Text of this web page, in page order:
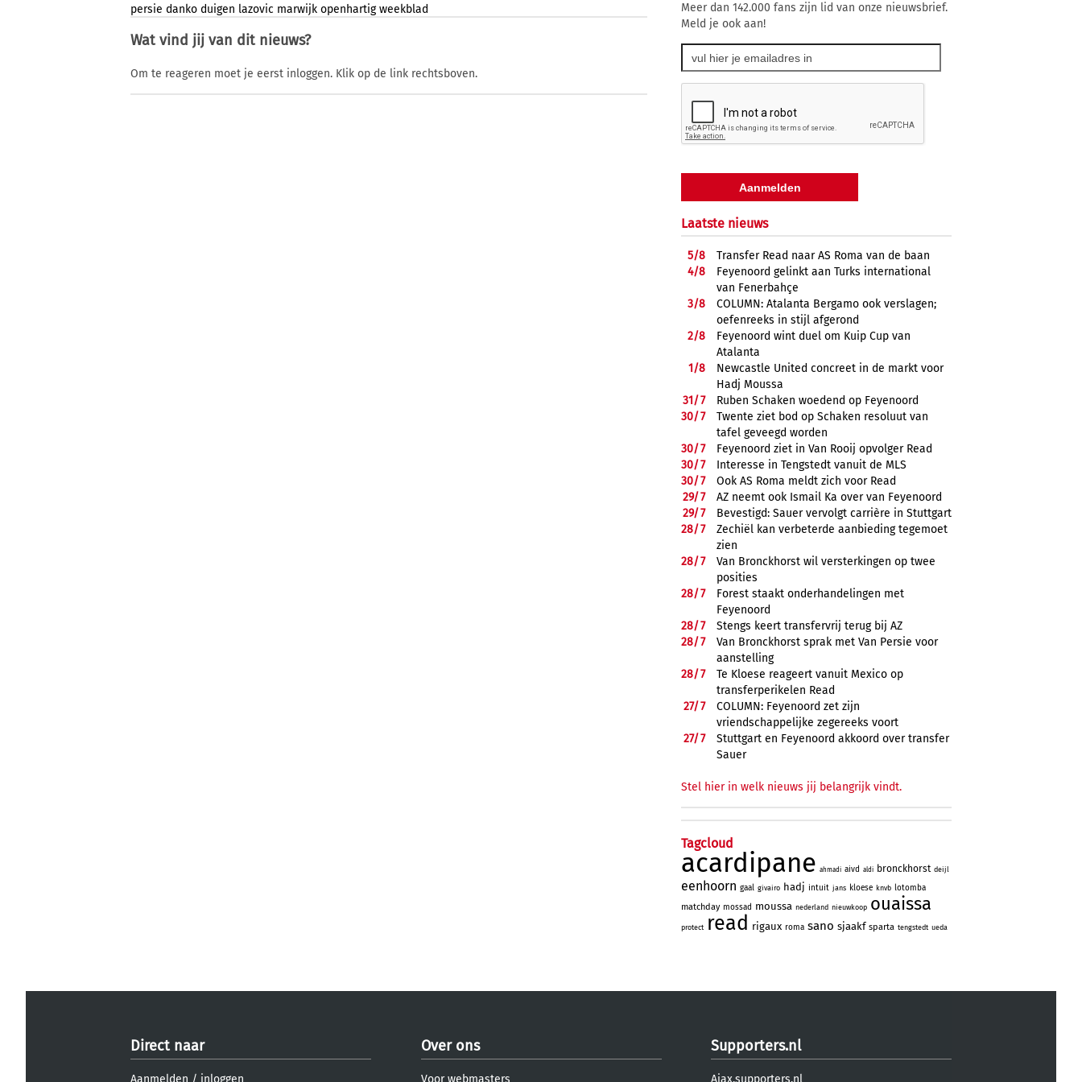
persie danko duigen lazovic marwijk openhartig weekblad
Wat vind jij van dit nieuws?
Om te reageren moet je eerst inloggen. Klik op de link rechtsboven.
Meer dan 142.000 fans zijn lid van onze nieuwsbrief.
Meld je ook aan!
Laatste nieuws
5/8
Transfer Read naar AS Roma van de baan
4/8
Feyenoord gelinkt aan Turks international
van Fenerbahçe
3/8
COLUMN: Atalanta Bergamo ook verslagen;
oefenreeks in stijl afgerond
2/8
Feyenoord wint duel om Kuip Cup van
Atalanta
1/8
Newcastle United concreet in de markt voor
Hadj Moussa
31/7
Ruben Schaken woedend op Feyenoord
30/7
Twente ziet bod op Schaken resoluut van
tafel geveegd worden
30/7
Feyenoord ziet in Van Rooij opvolger Read
30/7
Interesse in Tengstedt vanuit de MLS
30/7
Ook AS Roma meldt zich voor Read
29/7
AZ neemt ook Ismail Ka over van Feyenoord
29/7
Bevestigd: Sauer vervolgt carrière in Stuttgart
28/7
Zechiël kan verbeterde aanbieding tegemoet
zien
28/7
Van Bronckhorst wil versterkingen op twee
posities
28/7
Forest staakt onderhandelingen met
Feyenoord
28/7
Stengs keert transfervrij terug bij AZ
28/7
Van Bronckhorst sprak met Van Persie voor
aanstelling
28/7
Te Kloese reageert vanuit Mexico op
transferperikelen Read
27/7
COLUMN: Feyenoord zet zijn
vriendschappelijke zegereeks voort
27/7
Stuttgart en Feyenoord akkoord over transfer
Sauer
Stel hier in welk nieuws jij belangrijk vindt.
Tagcloud
acardipane ahmadi aivd aldi bronckhorst deijl
eenhoorn gaal givairo hadj intuit jans kloese knvb lotomba
matchday mossad moussa nederland nieuwkoop ouaissa
protect read rigaux roma sano sjaakf sparta tengstedt ueda
Direct naar
Aanmelden / inloggen
Over ons
Voor webmasters
Supporters.nl
Ajax.supporters.nl